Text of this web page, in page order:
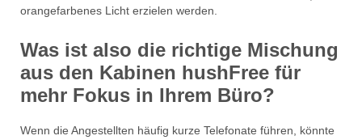
orangefarbenes Licht erzielen werden.
Was ist also die richtige Mischung
aus den Kabinen hushFree für
mehr Fokus in Ihrem Büro?
Wenn die Angestellten häufig kurze Telefonate führen, könnte